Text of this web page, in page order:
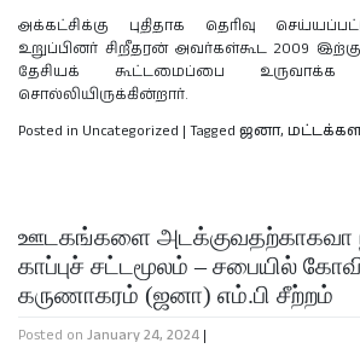
அக்கட்சிக்கு புதிதாக தெரிவு
உறுப்பினர் சிறீதரன் அவர்கள்கூட 2009
தேசியக் கூட்டமைப்பை
சொல்லியிருக்கின்றார்.
Posted in Uncategorized | Tagged ஜனா,
ஊடகங்களை அடக்குவதற்காகவா
காப்புச் சட்டமூலம் – சபையில்
கருணாகரம் (ஜனா) எம்.பி சீற்றம்
Posted on January 24, 2024 |